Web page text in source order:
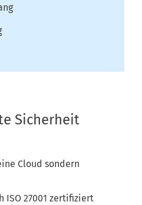
Sicherheit
Cloud sondern
ISO 27001 zertifiziert